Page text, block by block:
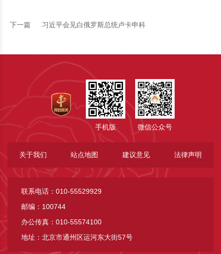
下一篇 习近平会见白俄罗斯总统卢卡申科
手机版 微信公众号
关于我们 站点地图 建议意见 法律声明
联系电话：010-55529929
邮编：100744
办公传真：010-55574100
地址：北京市通州区运河东大街57号